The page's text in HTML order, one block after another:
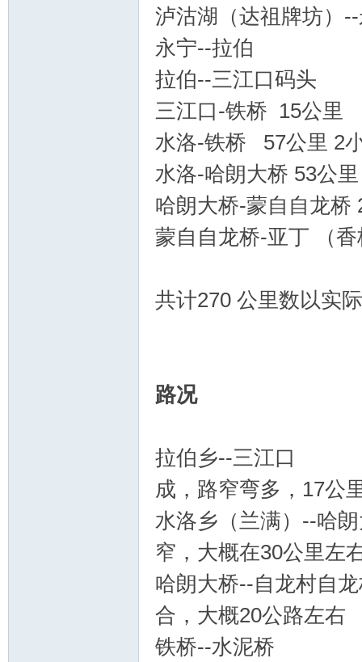
泸沽湖（达祖牌坊）
永宁--拉伯
拉伯--三江口码
三江口-铁桥 15公里
水洛-铁桥 57公里 2
水洛-哈朗大桥 53公里
哈朗大桥-蒙自自龙桥
蒙自自龙桥-亚丁 （
共计270 公里数以实
路况
拉伯乡--三江
成，路窄弯多，17公
水洛乡（兰满）--
窄，大概在30公里左
哈朗大桥--自龙村自
合，大概20公路左右
铁桥--水泥桥